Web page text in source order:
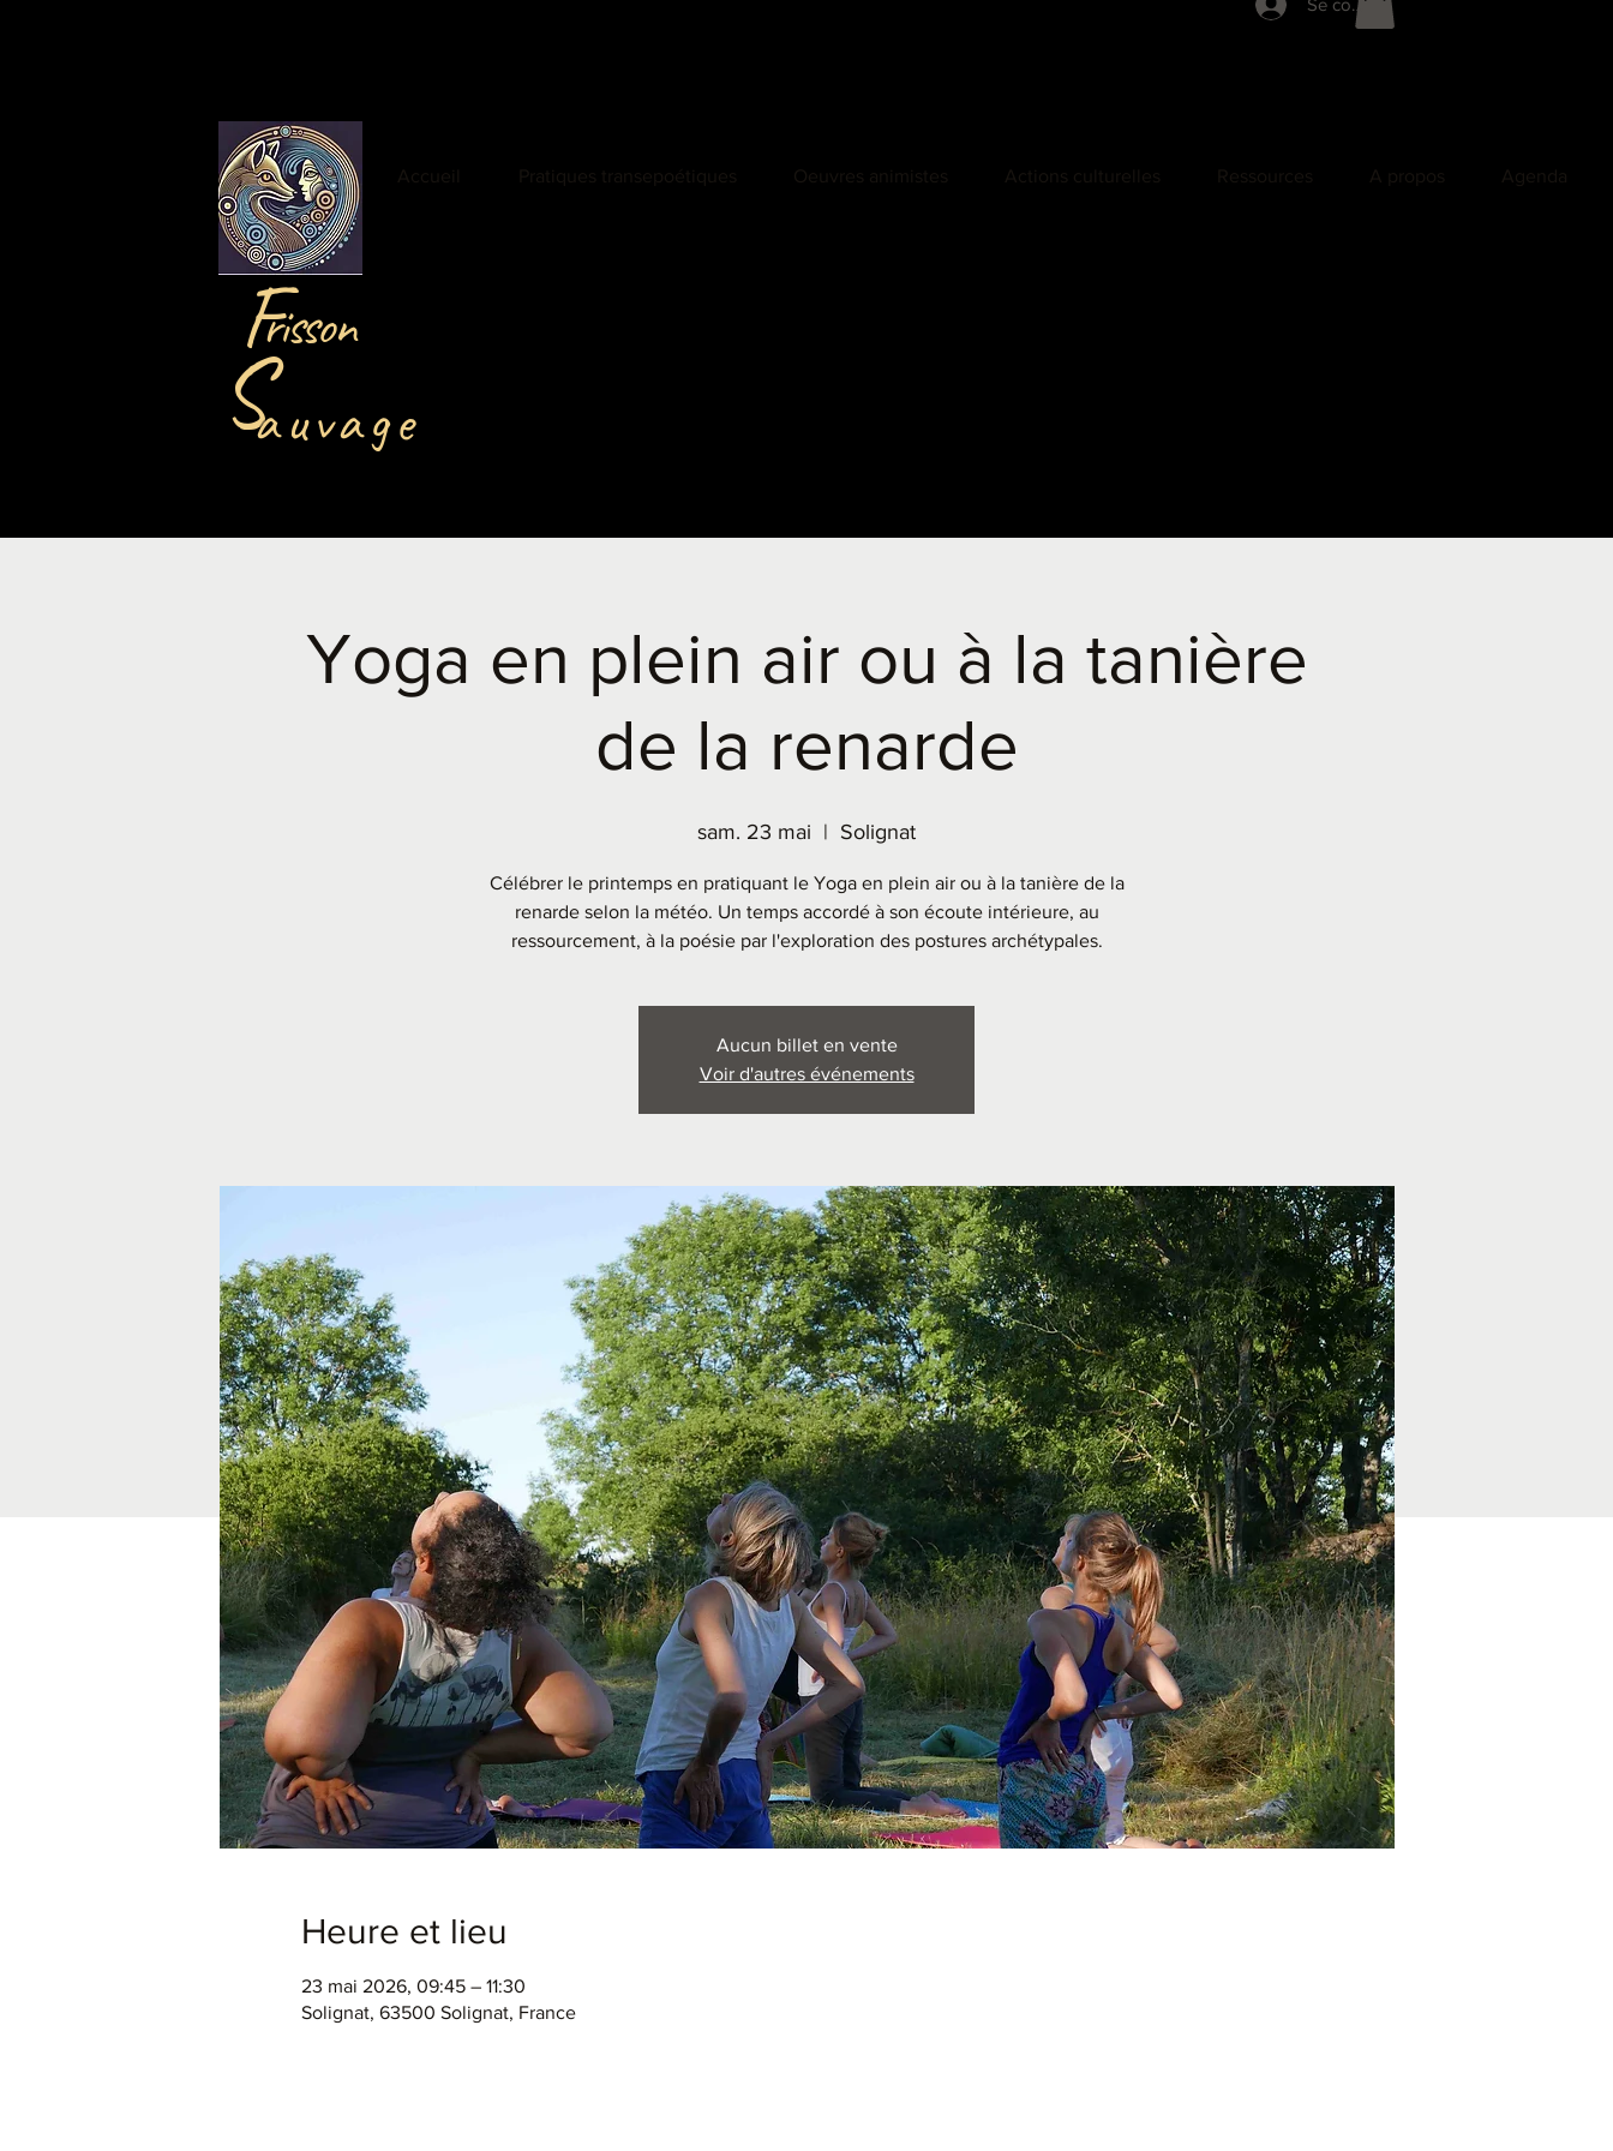
Se connecter
risson
F
Sauvage
Yoga en plein air ou à la tanière
de la renarde
sam. 23 mai
  |
Solignat
Célébrer le printemps en pratiquant le Yoga en plein air ou à la tanière de la
renarde selon la météo. Un temps accordé à son écoute intérieure, au
ressourcement, à la poésie par l'exploration des postures archétypales.
Aucun billet en vente
Voir d'autres événements
Heure et lieu
23 mai 2026, 09:45 – 11:30
Solignat, 63500 Solignat, France